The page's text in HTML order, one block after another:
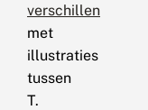
verschillen
met
illustraties
tussen
T.